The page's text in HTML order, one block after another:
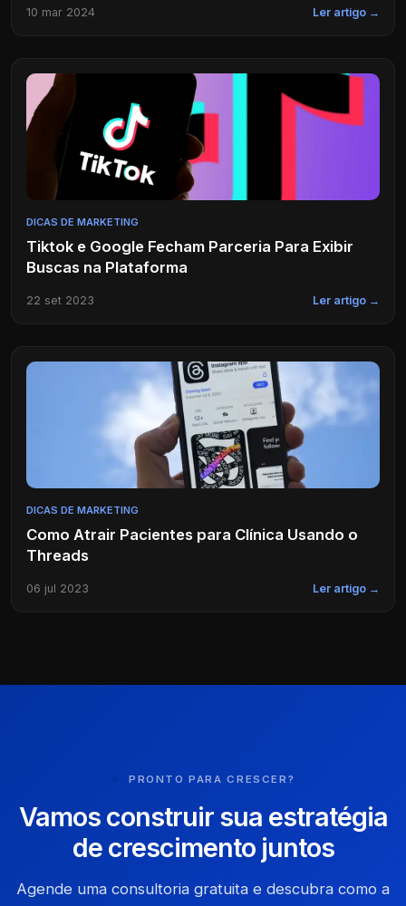
10 mar 2024 Ler artigo →
DICAS DE MARKETING
Tiktok e Google Fecham Parceria Para Exibir
Buscas na Plataforma
22 set 2023 Ler artigo →
DICAS DE MARKETING
Como Atrair Pacientes para Clínica Usando o
Threads
06 jul 2023 Ler artigo →
PRONTO PARA CRESCER?
Vamos construir sua estratégia
de crescimento juntos
Agende uma consultoria gratuita e descubra como a